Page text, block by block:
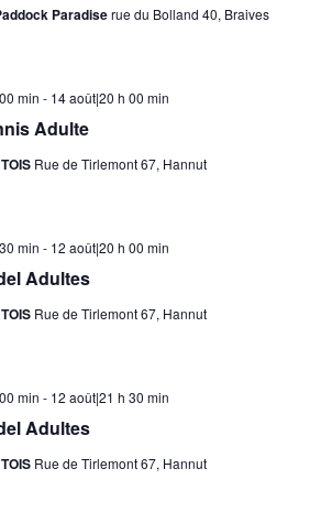
Paradiserue du Bolland 40, Braives
Adulte
min - 14 août|20 h 00 min
Rue de Tirlemont 67, Hannut
Adultes
min - 12 août|20 h 00 min
Rue de Tirlemont 67, Hannut
Adultes
min - 12 août|21 h 30 min
Rue de Tirlemont 67, Hannut